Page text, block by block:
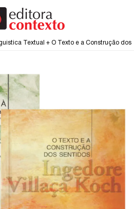
Textual + O Texto e a Construção dos